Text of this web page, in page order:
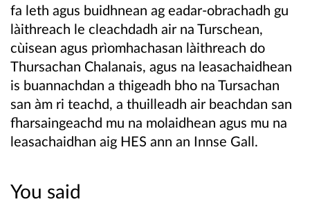
fa leth agus buidhnean ag eadar-obrachadh gu
làithreach le cleachdadh air na Turschean,
cùisean agus prìomhachasan làithreach do
Thursachan Chalanais, agus na leasachaidhean
is buannachdan a thigeadh bho na Tursachan
san àm ri teachd, a thuilleadh air beachdan san
fharsaingeachd mu na molaidhean agus mu na
leasachaidhan aig HES ann an Innse Gall.
You said